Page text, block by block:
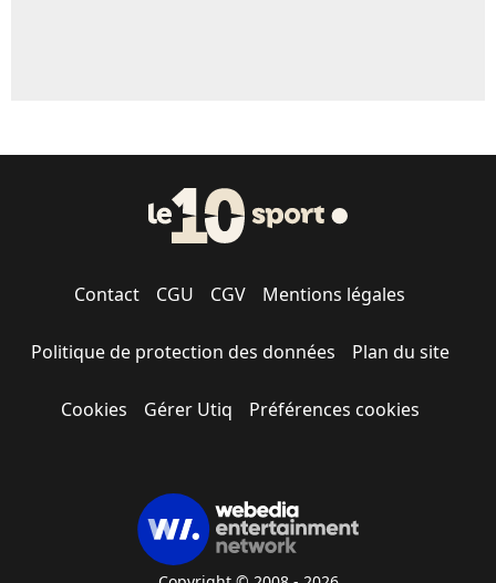
Contact CGU CGV Mentions légales
Politique de protection des données Plan du site
Cookies Gérer Utiq Préférences cookies